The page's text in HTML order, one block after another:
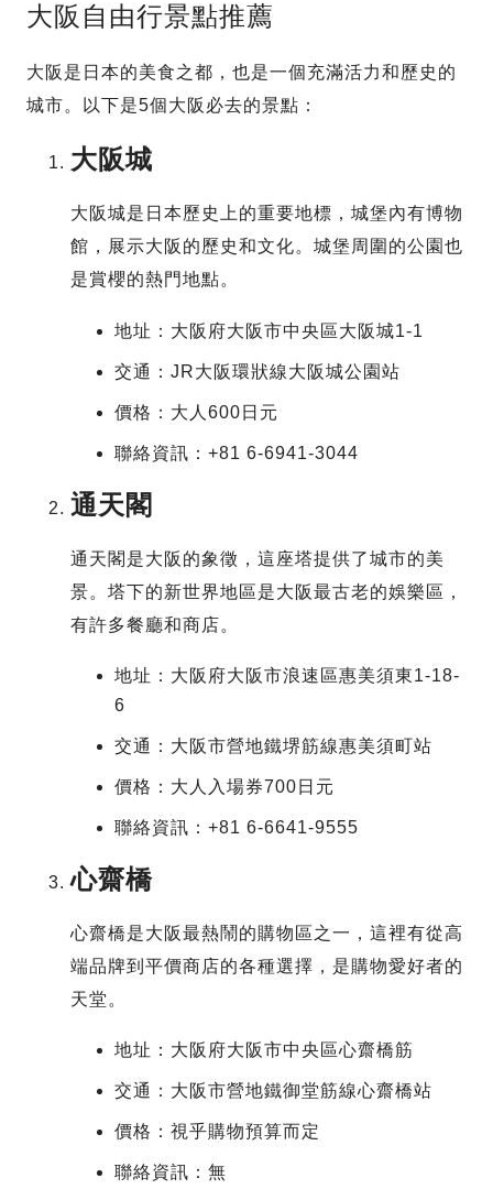
大阪自由行景點推薦
大阪是日本的美食之都，也是一個充滿活力和歷史的
城市。以下是5個大阪必去的景點：
大阪城
大阪城是日本歷史上的重要地標，城堡內有博物
館，展示大阪的歷史和文化。城堡周圍的公園也
是賞櫻的熱門地點。
地址：大阪府大阪市中央區大阪城1-1
交通：JR大阪環狀線大阪城公園站
價格：大人600日元
聯絡資訊：+81 6-6941-3044
通天閣
通天閣是大阪的象徵，這座塔提供了城市的美
景。塔下的新世界地區是大阪最古老的娛樂區，
有許多餐廳和商店。
地址：大阪府大阪市浪速區惠美須東1-18-
6
交通：大阪市營地鐵堺筋線惠美須町站
價格：大人入場券700日元
聯絡資訊：+81 6-6641-9555
心齋橋
心齋橋是大阪最熱鬧的購物區之一，這裡有從高
端品牌到平價商店的各種選擇，是購物愛好者的
天堂。
地址：大阪府大阪市中央區心齋橋筋
交通：大阪市營地鐵御堂筋線心齋橋站
價格：視乎購物預算而定
聯絡資訊：無